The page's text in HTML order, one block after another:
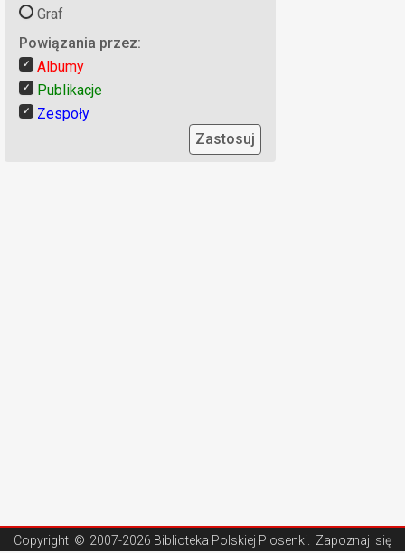
Graf
Powiązania przez:
Albumy
Publikacje
Zespoły
Zastosuj
Copyright © 2007-2026 Biblioteka Polskiej Piosenki . Zapoznaj się